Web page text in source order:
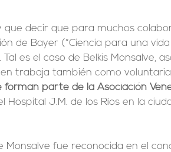
que decir que para muchos
de Bayer (“Ciencia para una
Tal es el caso de Belkis Monsalve,
trabaja también como
forman parte de la Asociación
Hospital J.M. de los Ríos en la
Monsalve fue reconocida en el